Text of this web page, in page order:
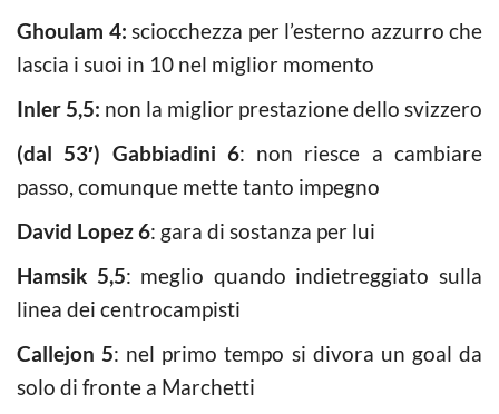
Ghoulam 4: sciocchezza per l’esterno azzurro che
lascia i suoi in 10 nel miglior momento
Inler 5,5: non la miglior prestazione dello svizzero
(dal 53′) Gabbiadini 6: non riesce a cambiare
passo, comunque mette tanto impegno
David Lopez 6: gara di sostanza per lui
Hamsik 5,5: meglio quando indietreggiato sulla
linea dei centrocampisti
Callejon 5: nel primo tempo si divora un goal da
solo di fronte a Marchetti